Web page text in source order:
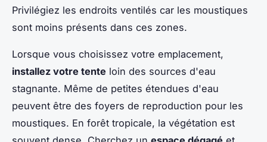
Privilégiez les endroits ventilés car les moustiques
sont moins présents dans ces zones.
Lorsque vous choisissez votre emplacement,
installez votre tente loin des sources d'eau
stagnante. Même de petites étendues d'eau
peuvent être des foyers de reproduction pour les
moustiques. En forêt tropicale, la végétation est